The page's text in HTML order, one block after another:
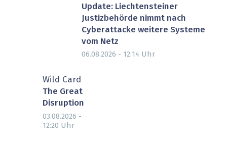
Update: Liechtensteiner
Justizbehörde nimmt nach
Cyberattacke weitere Systeme
vom Netz
06.08.2026 - 12:14 Uhr
Wild Card
The Great
Disruption
03.08.2026 -
12:20 Uhr